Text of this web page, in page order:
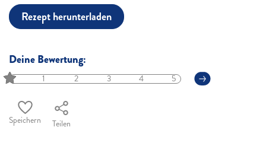
Rezept herunterladen
Deine Bewertung:
1 2 3 4 5
Speichern Teilen